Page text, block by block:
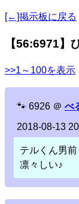
[←]掲示板に戻る
【56:6971
>>1～100を表示
🐾 6926 ＠ べ
2018-08-13
テルくん男前
凛々しい♪